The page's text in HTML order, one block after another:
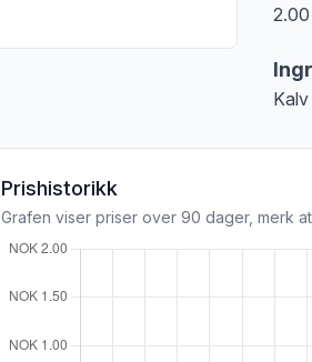
Prishistorikk
Grafen viser priser over 90 dager, merk